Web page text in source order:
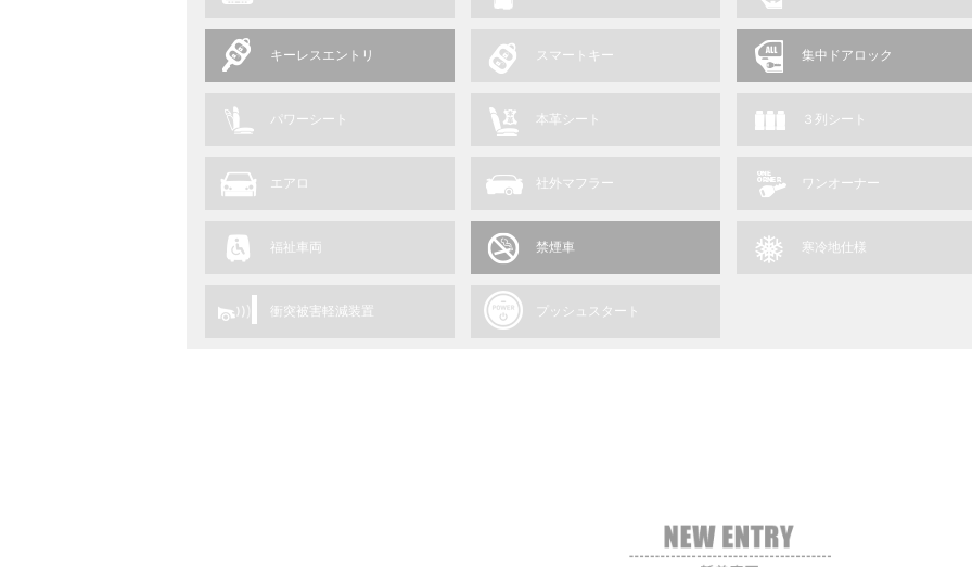
キーレスエントリ スマートキー 集中ドアロック
パワーシート 本革シート ３列シート
エアロ 社外マフラー ワンオーナー
福祉車両 禁煙車 寒冷地仕様
衝突被害軽減装置 プッシュスタート